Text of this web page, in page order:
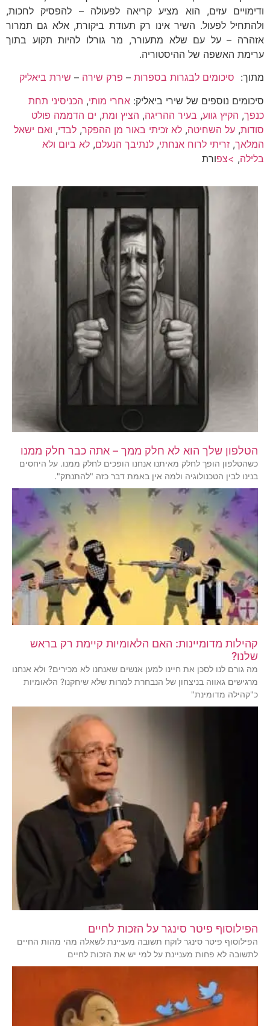
ודימויים עזים, הוא מציע קריאה לפעולה – להפסיק לחכות,
ולהתחיל לפעול. השיר אינו רק תעודת ביקורת, אלא גם תמרור
אזהרה – על עם שלא מתעורר, מר גורלו להיות תקוע בתוך
ערימת האשפה של ההיסטוריה.
מתוך: סיכומים לבגרות בספרות – פרק שירה – שירת ביאליק
סיכומים נוספים של שירי ביאליק: אחרי מותי, הכניסיני תחת
כנפך, הקיץ גווע, בעיר ההריגה, הציץ ומת, ים הדממה פולט
סודות, על השחיטה, לא זכיתי באור מן ההפקר, לבדי, ואם ישאל
המלאך, זריתי לרוח אנחתי, לנתיבך הנעלם, לא ביום ולא
בלילה, >צפורת
הטלפון שלך הוא לא חלק ממך – אתה כבר חלק ממנו
כשהטלפון הופך לחלק מאיתנו אנחנו הופכים לחלק ממנו. על היחסים
בנינו לבין הטכנולוגיה ולמה אין באמת דבר כזה "להתנתק".
קהילות מדומיינות: האם הלאומיות קיימת רק בראש
שלנו?
מה גורם לנו לסכן את חיינו למען אנשים שאנחנו לא מכירים? ולא אנחנו
מרגישים גאווה בניצחון של הנבחרת למרות שלא שיחקנו? הלאומיות
כ"קהילה מדומינת"
הפילוסוף פיטר סינגר על הזכות לחיים
הפילוסוף פיטר סינגר לוקח תשובה מעניינת לשאלה מהי מהות החיים
לתשובה לא פחות מעניינת על למי יש את הזכות לחיים